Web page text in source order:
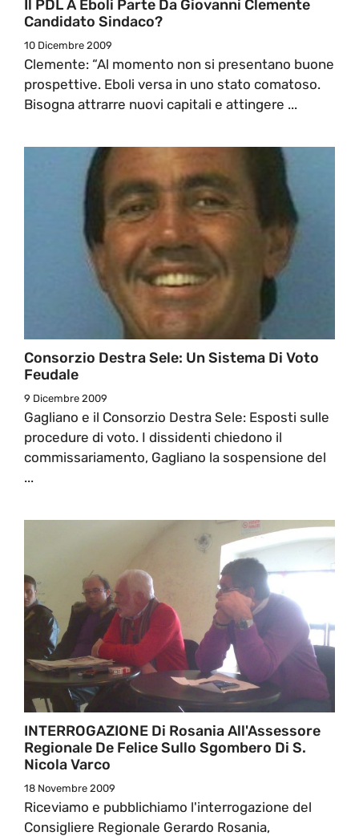
Il PDL A Eboli Parte Da Giovanni Clemente
Candidato Sindaco?
10 Dicembre 2009
Clemente: “Al momento non si presentano buone
prospettive. Eboli versa in uno stato comatoso.
Bisogna attrarre nuovi capitali e attingere ...
Consorzio Destra Sele: Un Sistema Di Voto
Feudale
9 Dicembre 2009
Gagliano e il Consorzio Destra Sele: Esposti sulle
procedure di voto. I dissidenti chiedono il
commissariamento, Gagliano la sospensione del
...
INTERROGAZIONE Di Rosania All'Assessore
Regionale De Felice Sullo Sgombero Di S.
Nicola Varco
18 Novembre 2009
Riceviamo e pubblichiamo l'interrogazione del
Consigliere Regionale Gerardo Rosania,